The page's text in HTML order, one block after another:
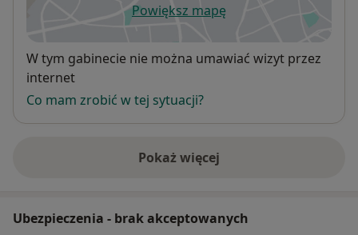
Powiększ mapęotwiera się w nowej karcie
Dostępność
W tym gabinecie nie można umawiać wizyt przez
internet
Co mam zrobić w tej sytuacji?
Pokaż więcej
o adresie
Ubezpieczenia - brak akceptowanych